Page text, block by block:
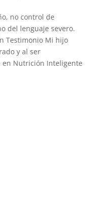
no control de
del lenguaje severo.
Testimonio Mi hijo
y al ser
en Nutrición Inteligente